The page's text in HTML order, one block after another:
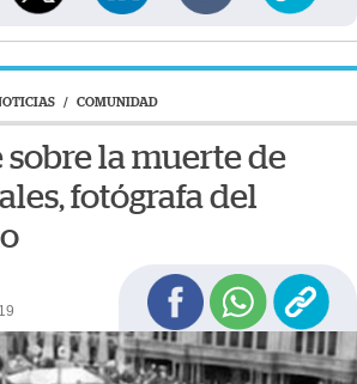
/ COMUNIDAD
sobre la muerte de
fotógrafa del